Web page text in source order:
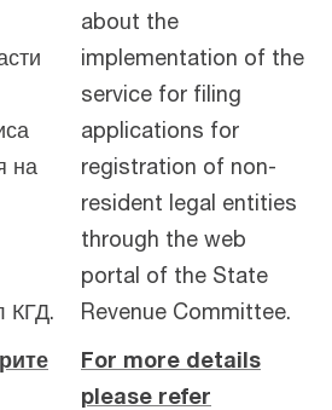
на
КГД.
about the
implementation of the
service for filing
applications for
registration of non-
resident legal entities
through the web
portal of the State
Revenue Committee.
For more details
please refer